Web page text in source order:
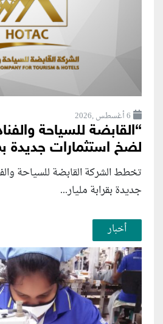
6 أغسطس ,2026
“القابضة للسياحة
لضخ استثمارات جديدة
تخطط الشركة القابضة للسياحة
جديدة بقرابة مليار...
أخبار